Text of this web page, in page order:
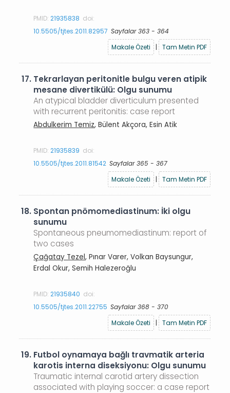
PMID:21935838 doi:
10.5505/tjtes.2011.82957 Sayfalar 363 - 364
Makale Özeti
| Tam Metin PDF
17. Tekrarlayan peritonitle bulgu veren atipik
mesane divertikülü: Olgu sunumu
An atypical bladder diverticulum presented
with recurrent peritonitis: case report
Abdulkerim Temiz, Bülent Akçora, Esin Atik
PMID:21935839 doi:
10.5505/tjtes.2011.81542 Sayfalar 365 - 367
Makale Özeti
| Tam Metin PDF
18. Spontan pnömomediastinum: İki olgu
sunumu
Spontaneous pneumomediastinum: report of
two cases
Çağatay Tezel, Pınar Varer, Volkan Baysungur,
Erdal Okur, Semih Halezeroğlu
PMID:21935840 doi:
10.5505/tjtes.2011.22755 Sayfalar 368 - 370
Makale Özeti
| Tam Metin PDF
19. Futbol oynamaya bağlı travmatik arteria
karotis interna diseksiyonu: Olgu sunumu
Traumatic internal carotid artery dissection
associated with playing soccer: a case report